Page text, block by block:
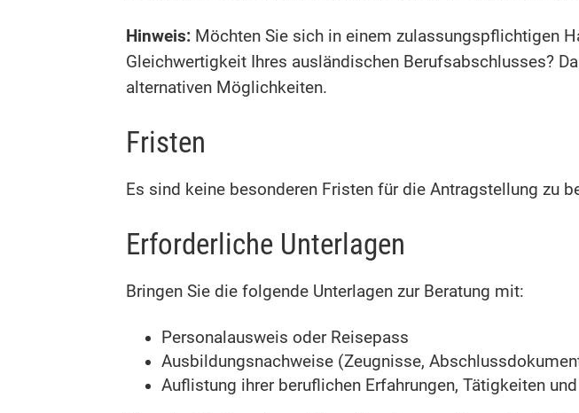
Hinweis: Möchten Sie sich in einem zulassungspflichtigen
Gleichwertigkeit Ihres ausländischen Berufsabschlusses?
alternativen Möglichkeiten.
Fristen
Es sind keine besonderen Fristen für die Antragstellung zu
Erforderliche Unterlagen
Bringen Sie die folgende Unterlagen zur Beratung mit:
Personalausweis oder Reisepass
Ausbildungsnachweise (Zeugnisse,
Auflistung ihrer beruflichen Erfahrungen, Tätigkeiten